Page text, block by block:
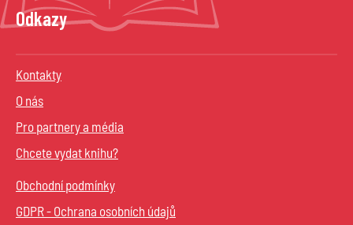
Odkazy
Kontakty
O nás
Pro partnery a média
Chcete vydat knihu?
Obchodní podmínky
GDPR - Ochrana osobních údajů